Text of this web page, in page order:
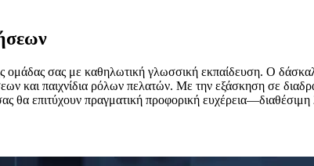
ομάδας σας με καθηλωτική γλωσσική εκπαίδευση. Ο
και παιχνίδια ρόλων πελατών. Με την εξάσκηση σε
θα επιτύχουν πραγματική προφορική